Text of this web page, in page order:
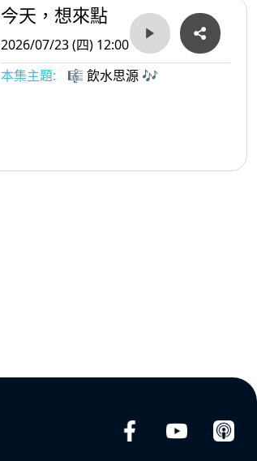
今天，想來點
2026/07/23 (四) 12:00
本集主題:
🎼 飲水思源 🎶